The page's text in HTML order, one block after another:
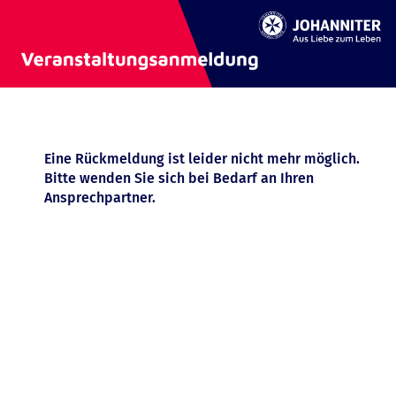
Eine Rückmeldung ist leider nicht mehr möglich.
Bitte wenden Sie sich bei Bedarf an Ihren
Ansprechpartner.